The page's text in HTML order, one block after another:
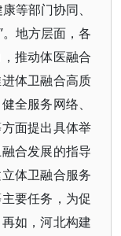
等部门协同、
地方层面，各
推动体医融合
体卫融合高质
全服务网络、
面提出具体举
合发展的指导
体卫融合服务
要任务，为促
如，河北构建